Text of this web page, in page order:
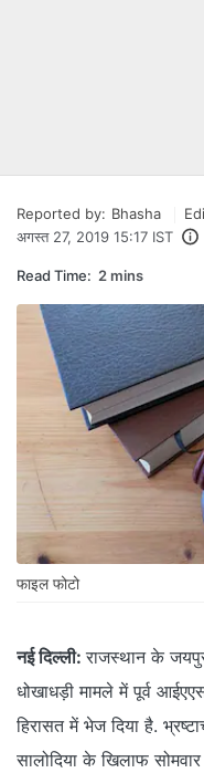
Reported by: Bhasha
अगस्त 27, 2019 15:17 IST
Read Time: 2 mins
फाइल फोटो
नई दिल्ली: राजस्थान के
धोखाधड़ी मामले में पूर्व
हिरासत में भेज दिया है.
सालोदिया के खिलाफ